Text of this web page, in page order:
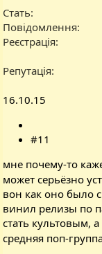
Стать
Повідомлення
Реєстрація
Репутація
16.10.15
#11
мне почему-то
может серьёзно
вон как оно было
винил релизы по
стать культовым,
средняя поп-